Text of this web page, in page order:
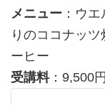
メニュー ：ウ
りのココナッ
ーヒー
受講料：9,500円